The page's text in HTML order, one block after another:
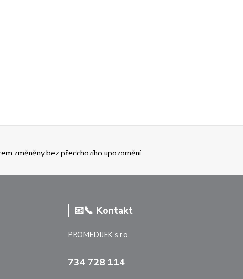
změněny bez předchozího upozornění.
📧📞 Kontakt
PROMEDIJEK s.r.o.
734 728 114